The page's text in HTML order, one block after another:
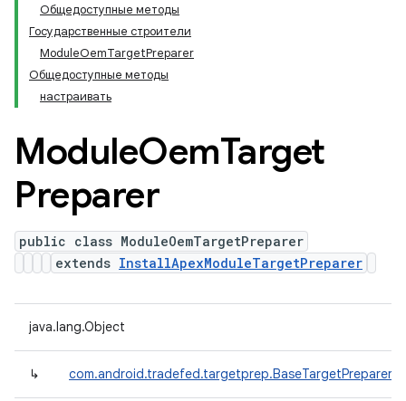
Общедоступные методы
Государственные строители
ModuleOemTargetPreparer
Общедоступные методы
настраивать
ModuleOemTarget
Preparer
public class ModuleOemTargetPreparer
extends InstallApexModuleTargetPreparer
java.lang.Object
↳ com.android.tradefed.targetprep.BaseTargetPreparer